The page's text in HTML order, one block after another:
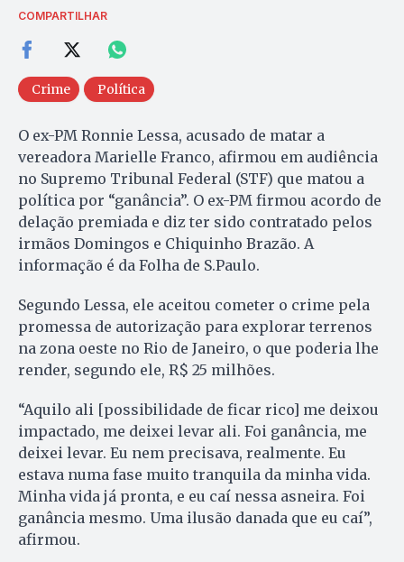
COMPARTILHAR
Crime Política
O ex-PM Ronnie Lessa, acusado de matar a
vereadora Marielle Franco, afirmou em audiência
no Supremo Tribunal Federal (STF) que matou a
política por “ganância”. O ex-PM firmou acordo de
delação premiada e diz ter sido contratado pelos
irmãos Domingos e Chiquinho Brazão. A
informação é da Folha de S.Paulo.
Segundo Lessa, ele aceitou cometer o crime pela
promessa de autorização para explorar terrenos
na zona oeste no Rio de Janeiro, o que poderia lhe
render, segundo ele, R$ 25 milhões.
“Aquilo ali [possibilidade de ficar rico] me deixou
impactado, me deixei levar ali. Foi ganância, me
deixei levar. Eu nem precisava, realmente. Eu
estava numa fase muito tranquila da minha vida.
Minha vida já pronta, e eu caí nessa asneira. Foi
ganância mesmo. Uma ilusão danada que eu caí”,
afirmou.